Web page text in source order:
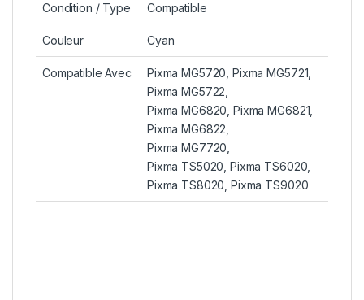
Condition / Type Compatible
Couleur Cyan
Compatible Avec
Pixma MG5720, Pixma MG5721,
Pixma MG5722,
Pixma MG6820, Pixma MG6821,
Pixma MG6822,
Pixma MG7720,
Pixma TS5020, Pixma TS6020,
Pixma TS8020, Pixma TS9020